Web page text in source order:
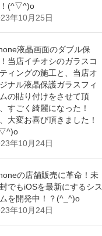
(^▽^)o
年10月25日
液晶画面のダブル保
当店イチオシのガラスコ
ィングの施工と、当店オ
ナル液晶保護ガラスフィ
の貼り付けをさせて頂
すごく綺麗になった！
大変お喜び頂きました！
年10月24日
の店舗販売に革命！未
でもiOSを最新にするシス
を開発中！？(^_^)o
年10月24日